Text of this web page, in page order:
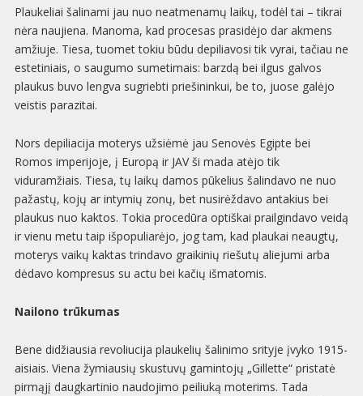
Plaukeliai šalinami jau nuo neatmenamų laikų, todėl tai – tikrai
nėra naujiena. Manoma, kad procesas prasidėjo dar akmens
amžiuje. Tiesa, tuomet tokiu būdu depiliavosi tik vyrai, tačiau ne
estetiniais, o saugumo sumetimais: barzdą bei ilgus galvos
plaukus buvo lengva sugriebti priešininkui, be to, juose galėjo
veistis parazitai.
Nors depiliacija moterys užsiėmė jau Senovės Egipte bei
Romos imperijoje, į Europą ir JAV ši mada atėjo tik
viduramžiais. Tiesa, tų laikų damos pūkelius šalindavo ne nuo
pažastų, kojų ar intymių zonų, bet nusirėždavo antakius bei
plaukus nuo kaktos. Tokia procedūra optiškai prailgindavo veidą
ir vienu metu taip išpopuliarėjo, jog tam, kad plaukai neaugtų,
moterys vaikų kaktas trindavo graikinių riešutų aliejumi arba
dėdavo kompresus su actu bei kačių išmatomis.
Nailono trūkumas
Bene didžiausia revoliucija plaukelių šalinimo srityje įvyko 1915-
aisiais. Viena žymiausių skustuvų gamintojų „Gillette“ pristatė
pirmąjį daugkartinio naudojimo peiliuką moterims. Tada